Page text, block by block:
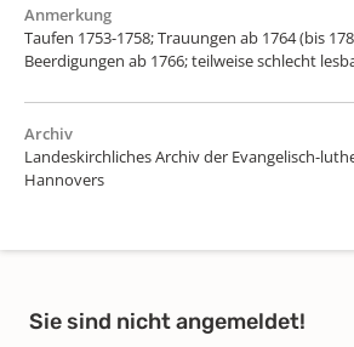
Anmerkung
Taufen 1753-1758; Trauungen ab 1764 (bis
Beerdigungen ab 1766; teilweise schlecht
Archiv
Landeskirchliches Archiv der Evangelisch-
Hannovers
Sie sind nicht angemeldet!